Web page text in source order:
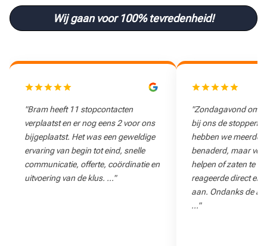
Wij gaan voor 100% tevredenheid!
"Zondagavond om 21:00 uur sloegen
bij ons de stoppen eruit. Via Google
hebben we meerdere elektriciens
benaderd, maar velen konden niet
helpen of zaten te ver weg. Bram
reageerde direct en bood meteen hulp
"Snelle reactie op
denken goed mee